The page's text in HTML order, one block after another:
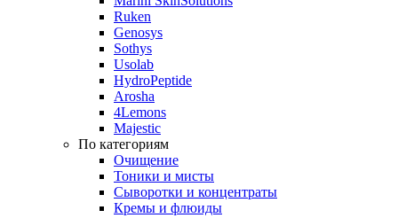
Ruken
Genosys
Sothys
Usolab
HydroPeptide
Arosha
4Lemons
Majestic
По категориям
Очищение
Тоники и мисты
Сыворотки и концентраты
Кремы и флюиды